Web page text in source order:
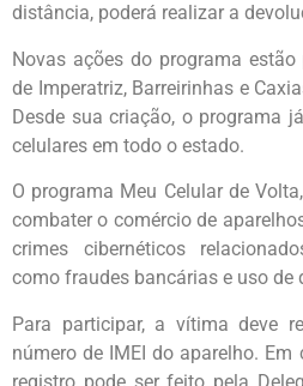
distância, poderá realizar a
Novas ações do programa
de Imperatriz, Barreirinhas e
Desde sua criação, o programa
celulares em todo o estado.
O programa Meu Celular de
combater o comércio de
crimes cibernéticos
como fraudes bancárias e uso de
Para participar, a vítima deve
número de IMEI do aparelho.
registro pode ser feito pela